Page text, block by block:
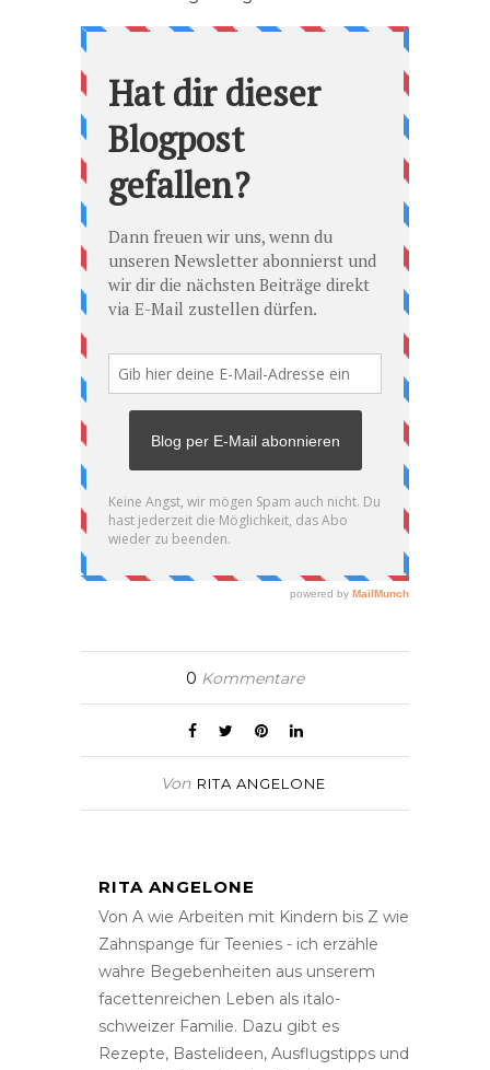
0 Kommentare
Von RITA ANGELONE
RITA ANGELONE
Von A wie Arbeiten mit Kindern bis Z wie
Zahnspange für Teenies - ich erzähle
wahre Begebenheiten aus unserem
facettenreichen Leben als italo-
schweizer Familie. Dazu gibt es
Rezepte, Bastelideen, Ausflugstipps und